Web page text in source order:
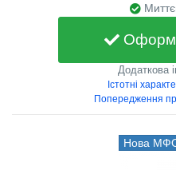
Додаткова
Істотні
Попередження
Нова